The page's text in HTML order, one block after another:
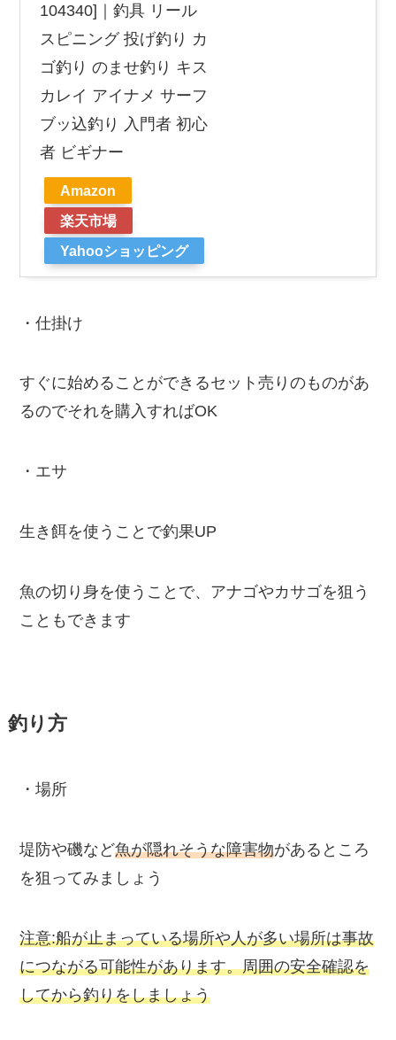
104340]｜釣具 リール
スピニング 投げ釣り カ
ゴ釣り のませ釣り キス
カレイ アイナメ サーフ
ブッ込釣り 入門者 初心
者 ビギナー
Amazon
楽天市場
Yahooショッピング
・仕掛け
すぐに始めることができるセット売りのものがあ
るのでそれを購入すればOK
・エサ
生き餌を使うことで釣果UP
魚の切り身を使うことで、アナゴやカサゴを狙う
こともできます
釣り方
・場所
堤防や磯など魚が隠れそうな障害物があるところ
を狙ってみましょう
注意:船が止まっている場所や人が多い場所は事故
につながる可能性があります。周囲の安全確認を
してから釣りをしましょう